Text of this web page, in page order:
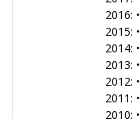
2016: •
2015: •
2014: •
2013: •
2012: •
2011: •
2010: •